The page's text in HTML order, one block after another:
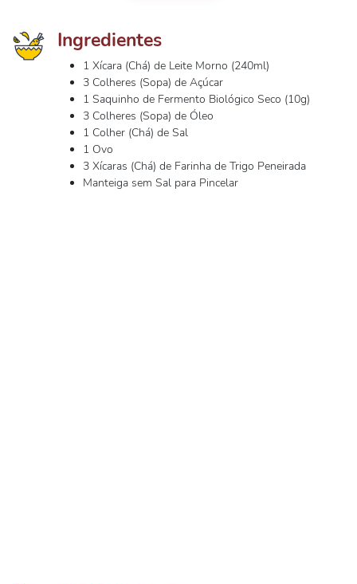
Ingredientes
1 Xícara (Chá) de Leite Morno (240ml)
3 Colheres (Sopa) de Açúcar
1 Saquinho de Fermento Biológico Seco (10g)
3 Colheres (Sopa) de Óleo
1 Colher (Chá) de Sal
1 Ovo
3 Xícaras (Chá) de Farinha de Trigo Peneirada
Manteiga sem Sal para Pincelar